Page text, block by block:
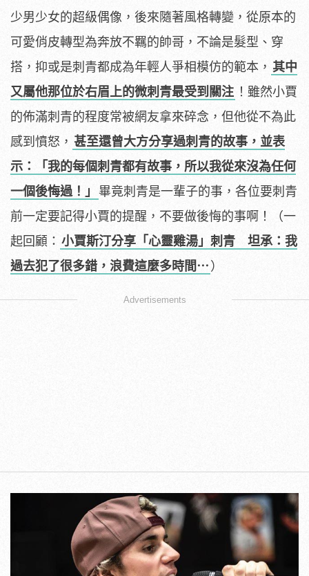
少男少女的超級偶像，後來隨著風格轉變，從原本的
可愛俏皮轉型為奔放不羈的帥哥，不論是髮型、穿
搭，抑或是刺青都成為年輕人爭相模仿的範本， 其中
又屬他那位於右眉上的微刺青最受到關注 ！雖然小賈
的佈滿刺青的程度常被網友拿來碎念，但他從不為此
感到憤怒， 甚至還曾大方分享過刺青的故事，並表
示：「我的每個刺青都有故事，所以我從來沒為任何
一個後悔過！」 畢竟刺青是一輩子的事，各位要刺青
前一定要記得小賈的提醒，不要做後悔的事啊！（一
起回顧： 小賈斯汀分享「心靈雞湯」刺青 坦承：我
過去犯了很多錯，浪費這麼多時間⋯ ）
Advertisements